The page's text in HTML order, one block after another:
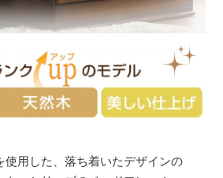
使用した、落ち着いたデザインの